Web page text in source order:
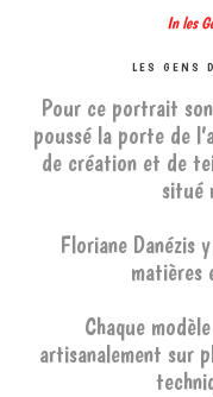
In les
LES GENS
Pour ce portrait
poussé la porte de
de création et de
situé
Floriane Danézis
matières
Chaque
artisanalement sur